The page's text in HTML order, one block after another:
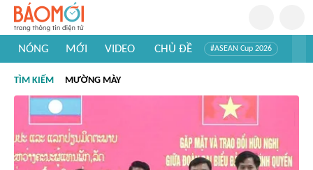
NÓNG MỚI VIDEO CHỦ ĐỀ #ASEAN Cup 2026
#Khám phá thế giới
TÌM KIẾM MƯỜNG MÀY